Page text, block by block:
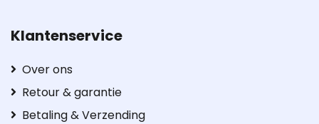
Klantenservice
Over ons
Retour & garantie
Betaling & Verzending